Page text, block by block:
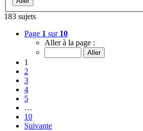
183 sujets
Page 1 sur 10
Aller à la page :
1
2
3
4
5
…
10
Suivante